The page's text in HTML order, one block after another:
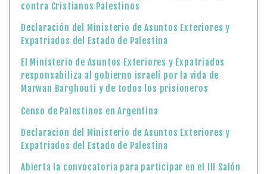
contra Cristianos Palestinos
Declaración del Ministerio de Asuntos Exteriores y
Expatriados del Estado de Palestina
El Ministerio de Asuntos Exteriores y Expatriados
responsabiliza al gobierno israelí por la vida de
Marwan Barghouti y de todos los prisioneros
Censo de Palestinos en Argentina
Declaracion del Ministerio de Asuntos Exteriores y
Expatriados del Estado de Palestina
Abierta la convocatoria para participar en el III Salón